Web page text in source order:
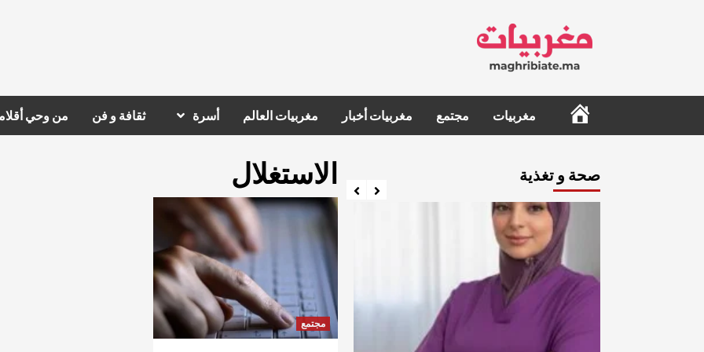
الرئيسيةمغربيات مجتمع مغربيات أخبار مغربيات العالم أسرة ثقافة و فن من وحي
الاستغلال
مجتمع
صحة و تغذية